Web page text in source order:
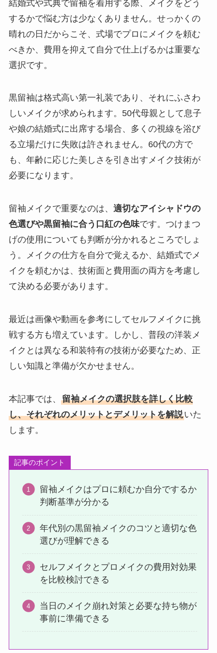
結婚式や式典で留袖を着用する際、メイクをどう
するかで悩む方は少なくありません。せっかくの
晴れの日だからこそ、式場でプロにメイクを頼む
べきか、費用を抑えて自分で仕上げるかは重要な
選択です。
黒留袖は格式高い第一礼装であり、それにふさわ
しいメイクが求められます。50代母親として息子
や娘の結婚式に出席する場合、多くの視線を浴び
る立場だけに失敗は許されません。60代の方で
も、年齢に応じた美しさを引き出すメイク技術が
必要になります。
留袖メイクで重要なのは、 適切なアイシャドウの
色選びや黒留袖に合う口紅の色味です。つけまつ
げの使用についても判断が分かれるところでしょ
う。メイクの仕方を自分で覚えるか、結婚式でメ
イクを頼むかは、技術面と費用面の両方を考慮し
て決める必要があります。
最近は画像や動画を参考にしてセルフメイクに挑
戦する方も増えています。しかし、普段の洋装メ
イクとは異なる和装特有の技術が必要なため、正
しい知識と準備が欠かせません。
本記事では、 留袖メイクの選択肢を詳しく比較
し、それぞれのメリットとデメリットを解説いた
します。
記事のポイント
留袖メイクはプロに頼むか自分でするか
判断基準が分かる
年代別の黒留袖メイクのコツと適切な色
選びが理解できる
セルフメイクとプロメイクの費用対効果
を比較検討できる
当日のメイク崩れ対策と必要な持ち物が
事前に準備できる